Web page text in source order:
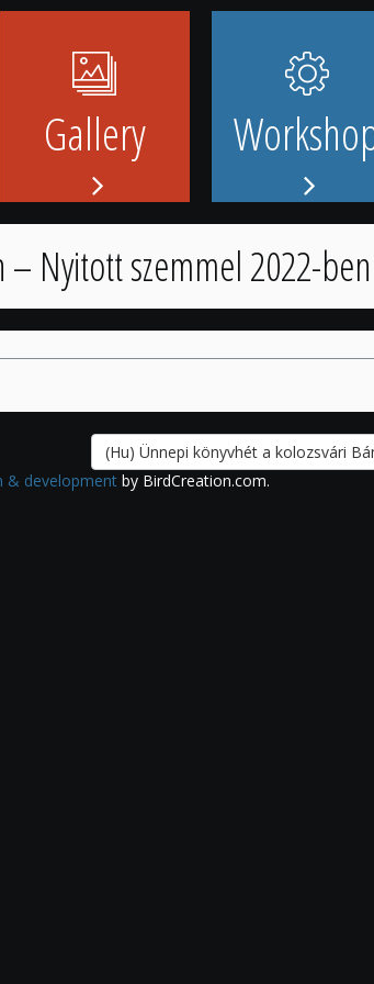
Gallery
– Nyitott szemmel 2022-
(Hu) Ünnepi könyvhét a kolozsvári
& development by BirdCreation.com.